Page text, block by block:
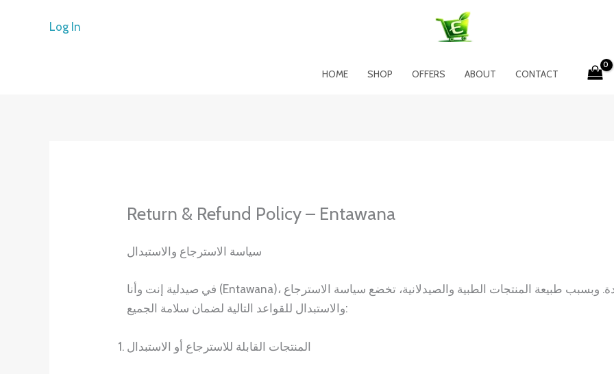
Log In
HOME SHOP OFFERS ABOUT CONTACT
Return & Refund Policy – Entawana
سياسة الاسترجاع والاستبدال
في صيدلية إنت وأنا (Entawana)، نلتزم بتقديم منتجات عالية الجودة. وبسبب طبيعة المنتجات الطبية والصيدلانية، تخضع سياسة الاسترجاع
والاستبدال للقواعد التالية لضمان سلامة الجميع:
المنتجات القابلة للاسترجاع أو الاستبدال